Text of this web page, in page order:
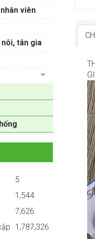
viên
tân gia
5
1,544
7,626
1,787,326